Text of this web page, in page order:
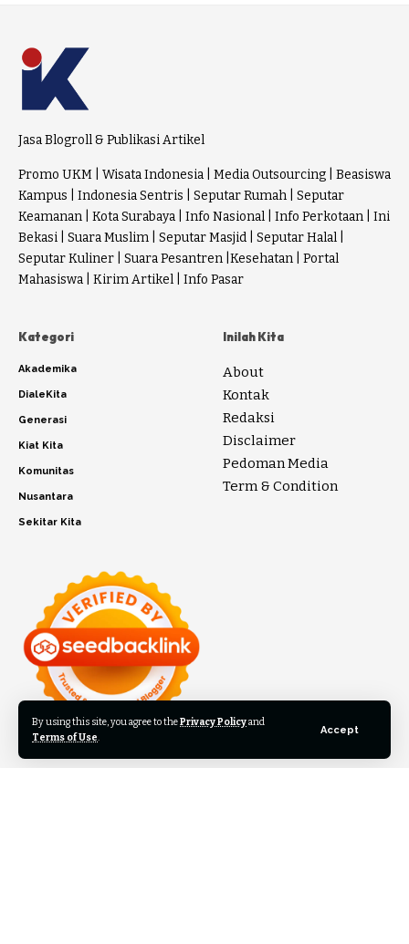
By using this site, you agree to thePrivacy Policyand
Terms of Use.
Accept
Jasa Blogroll & Publikasi Artikel
Promo UKM Wisata Indonesia Media Outsourcing
Beasiswa
Kampus
Indonesia Sentris Seputar Rumah
Seputar
Keamanan
Kota Surabaya Info Nasional Info Perkotaan
Ini
Bekasi
Suara Muslim Seputar Masjid Seputar Halal
Seputar Kuliner
Suara Pesantren Kesehatan
Portal
Mahasiswa
Kirim Artikel Info Pasar
Kategori
Akademika
DialeKita
Generasi
Kiat Kita
Komunitas
Nusantara
Sekitar Kita
Inilah Kita
About
Kontak
Redaksi
Disclaimer
Pedoman Media
Term & Condition